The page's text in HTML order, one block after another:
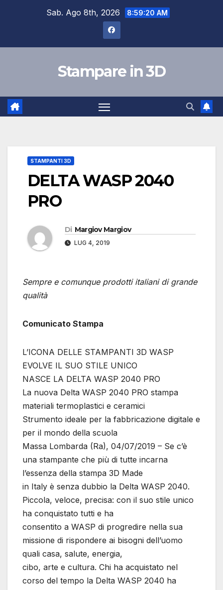
Sab. Ago 8th, 2026 8:59:20 AM
Stampare in 3D
STAMPANTI 3D
DELTA WASP 2040
PRO
Di Margiov Margiov
LUG 4, 2019
Sempre e comunque prodotti italiani di grande
qualità
Comunicato Stampa
L’ICONA DELLE STAMPANTI 3D WASP
EVOLVE IL SUO STILE UNICO
NASCE LA DELTA WASP 2040 PRO
La nuova Delta WASP 2040 PRO stampa
materiali termoplastici e ceramici
Strumento ideale per la fabbricazione digitale e
per il mondo della scuola
Massa Lombarda (Ra), 04/07/2019 – Se c’è
una stampante che più di tutte incarna
l’essenza della stampa 3D Made
in Italy è senza dubbio la Delta WASP 2040.
Piccola, veloce, precisa: con il suo stile unico
ha conquistato tutti e ha
consentito a WASP di progredire nella sua
missione di rispondere ai bisogni dell’uomo
quali casa, salute, energia,
cibo, arte e cultura. Chi ha acquistato nel
corso del tempo la Delta WASP 2040 ha